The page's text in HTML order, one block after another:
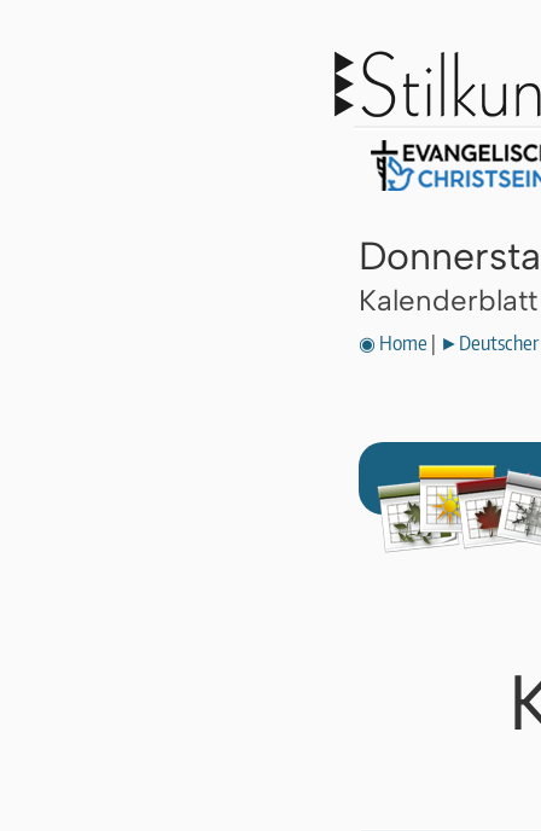
◉ Home ►Deutscher